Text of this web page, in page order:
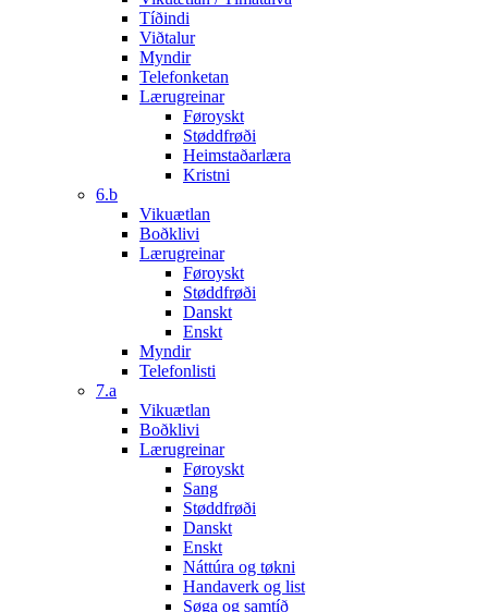
Tíðindi
Viðtalur
Myndir
Telefonketan
Lærugreinar
Føroyskt
Støddfrøði
Heimstaðarlæra
Kristni
6.b
Vikuætlan
Boðklivi
Lærugreinar
Føroyskt
Støddfrøði
Danskt
Enskt
Myndir
Telefonlisti
7.a
Vikuætlan
Boðklivi
Lærugreinar
Føroyskt
Sang
Støddfrøði
Danskt
Enskt
Náttúra og tøkni
Handaverk og list
Søga og samtíð